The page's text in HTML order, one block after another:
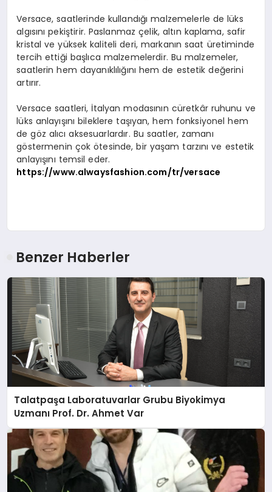
Versace, saatlerinde kullandığı malzemelerle de lüks
algısını pekiştirir. Paslanmaz çelik, altın kaplama, safir
kristal ve yüksek kaliteli deri, markanın saat üretiminde
tercih ettiği başlıca malzemelerdir. Bu malzemeler,
saatlerin hem dayanıklılığını hem de estetik değerini
artırır.
Versace saatleri, İtalyan modasının cüretkâr ruhunu ve
lüks anlayışını bileklere taşıyan, hem fonksiyonel hem
de göz alıcı aksesuarlardır. Bu saatler, zamanı
göstermenin çok ötesinde, bir yaşam tarzını ve estetik
anlayışını temsil eder.
https://www.alwaysfashion.com/tr/versace
Benzer Haberler
Talatpaşa Laboratuvarlar Grubu Biyokimya
Uzmanı Prof. Dr. Ahmet Var